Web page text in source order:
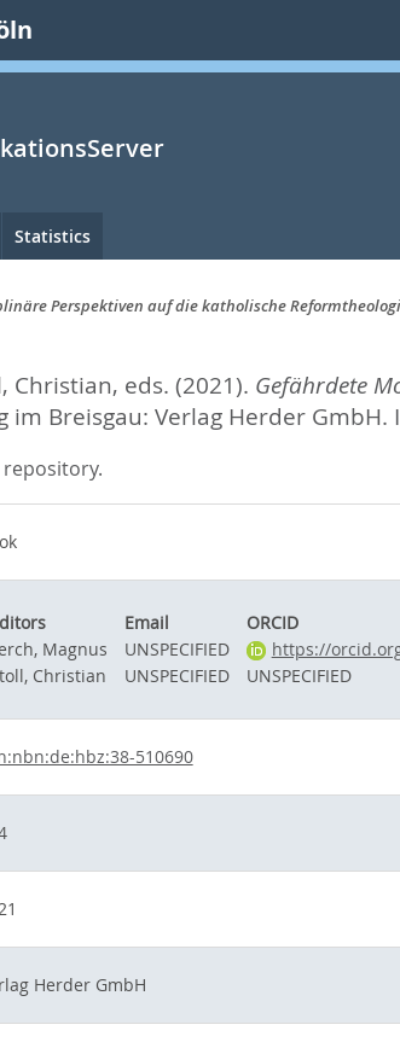
Statistics
Perspektiven auf die katholische
Christian, eds. (2021). Gefährdete
im Breisgau: Verlag Herder GmbH.
Email ORCID
Magnus
UNSPECIFIED https://
Christian
UNSPECIFIED UNSPECIFIED
510690
Herder GmbH